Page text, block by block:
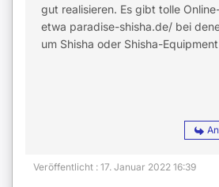
gut realisieren. Es gibt tolle
etwa paradise-shisha.de/ bei
um Shisha oder Shisha-
Veröffentlicht : 17. Januar 2022 16:39